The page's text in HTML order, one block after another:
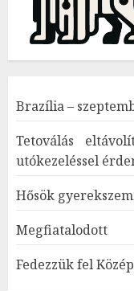
Brazília –
Tetoválás
utókezeléssel
Hősök
Megfiatalodott
Fedezzük fel